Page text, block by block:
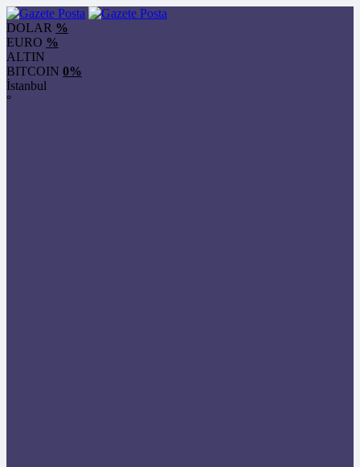
DOLAR %
EURO %
ALTIN
BITCOIN 0%
İstanbul
°